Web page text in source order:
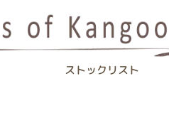
ストックリスト